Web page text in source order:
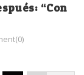
“Con